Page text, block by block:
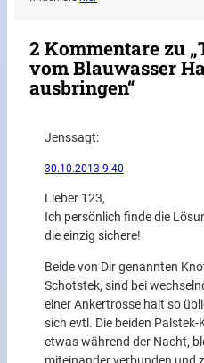
2 Kommentare zu
vom Blauwasser
ausbringen“
Jenssagt:
30.10.2013 9:40
Lieber 123,
Ich persönlich finde die
die einzig sichere!
Beide von Dir genannten
Schotstek, sind bei
einer Ankertrosse halt so
sich evtl. Die beiden
etwas während der Nacht,